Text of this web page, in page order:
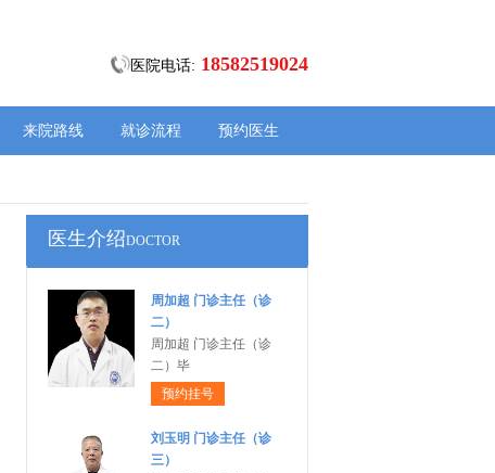
医院电话: 18582519024
来院路线 就诊流程 预约医生
医生介绍DOCTOR
周加超 门诊主任（诊
二）
周加超 门诊主任（诊
二）毕
预约挂号
刘玉明 门诊主任（诊
三）